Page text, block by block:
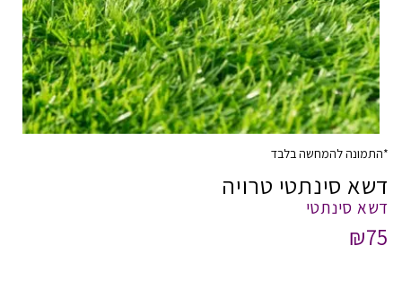
*התמונה להמחשה בלבד
דשא סינתטי טרויה
דשא סינתטי
₪75